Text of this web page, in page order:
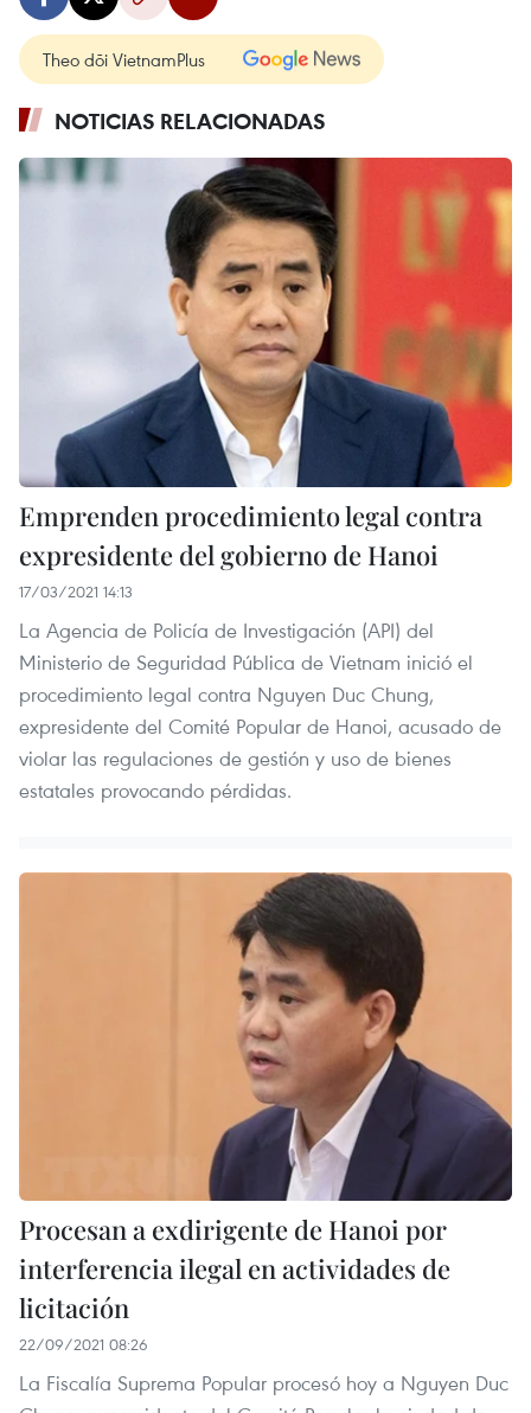
Theo dõi VietnamPlus
NOTICIAS RELACIONADAS
Emprenden procedimiento legal contra
expresidente del gobierno de Hanoi
17/03/2021 14:13
La Agencia de Policía de Investigación (API) del
Ministerio de Seguridad Pública de Vietnam inició el
procedimiento legal contra Nguyen Duc Chung,
expresidente del Comité Popular de Hanoi, acusado de
violar las regulaciones de gestión y uso de bienes
estatales provocando pérdidas.
Procesan a exdirigente de Hanoi por
interferencia ilegal en actividades de
licitación
22/09/2021 08:26
La Fiscalía Suprema Popular procesó hoy a Nguyen Duc